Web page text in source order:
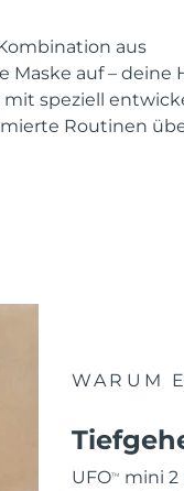
aus
Maske auf – deine
speziell
Routinen
WARUM
UFOTM
mini 2